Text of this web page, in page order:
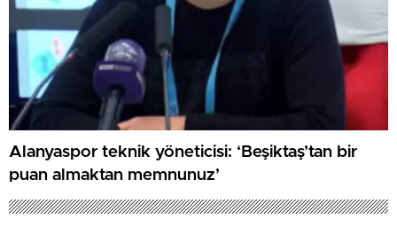
Alanyaspor teknik yöneticisi: ‘Beşiktaş’tan bir
puan almaktan memnunuz’